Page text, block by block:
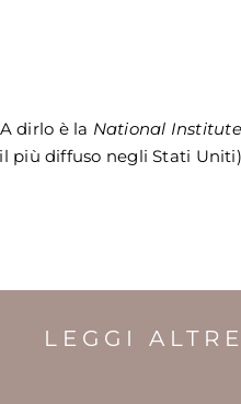
dirlo è la National
diffuso negli Stati
LEGGI